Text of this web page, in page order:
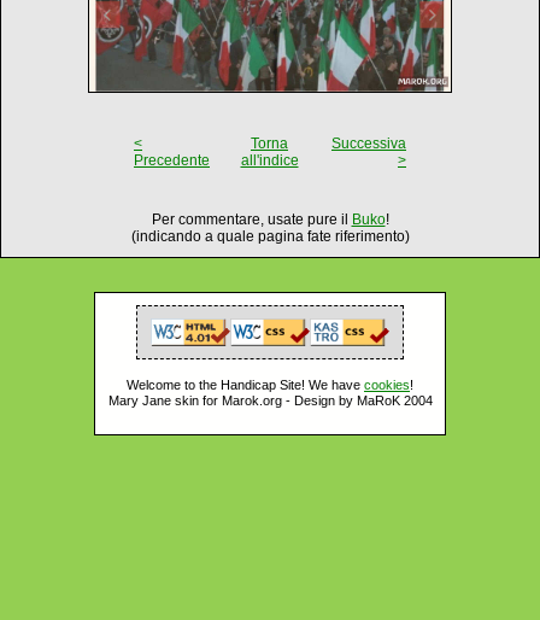
<
Precedente
Torna
all'indice
Successiva
>
Per commentare, usate pure il Buko!
(indicando a quale pagina fate riferimento)
Welcome to the Handicap Site! We have cookies!
Mary Jane skin for Marok.org - Design by MaRoK 2004